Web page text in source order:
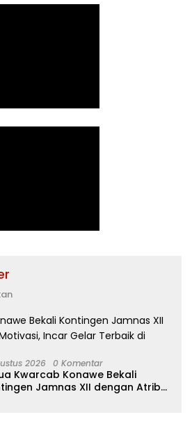
2026 0 Komentar
Kwarcab Konawe Bekali
Jamnas XII dengan Atribut